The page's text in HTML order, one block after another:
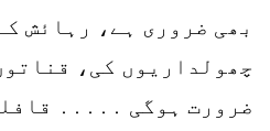
بھی ضروری ہے، رہائش
چھولداریوں کی،
ضرورت ہوگی ․․․․․